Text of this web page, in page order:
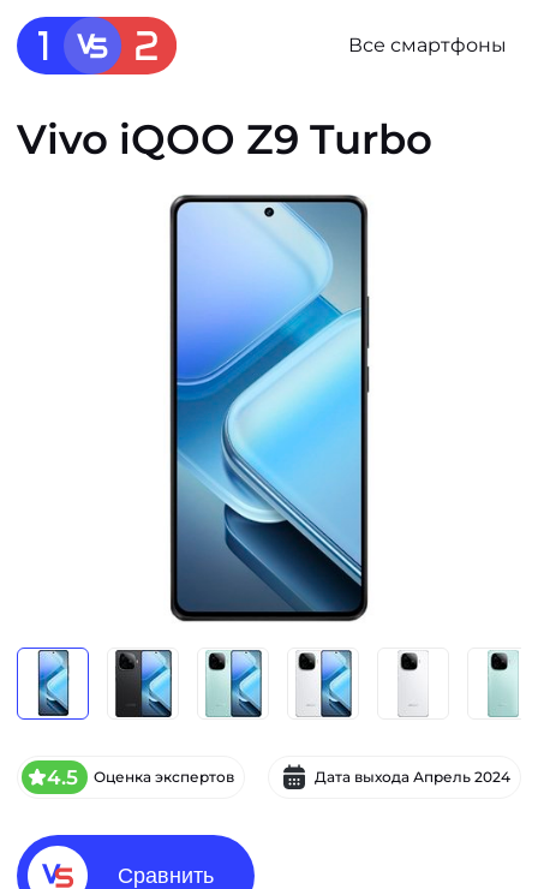
Все смартфоны
Vivo iQOO Z9 Turbo
4.5 Оценка экспертов Дата выхода Апрель 2024
Сравнить